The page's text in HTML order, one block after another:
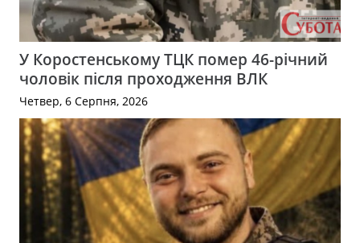
У Коростенському ТЦК помер 46-річний
чоловік після проходження ВЛК
Четвер, 6 Серпня, 2026